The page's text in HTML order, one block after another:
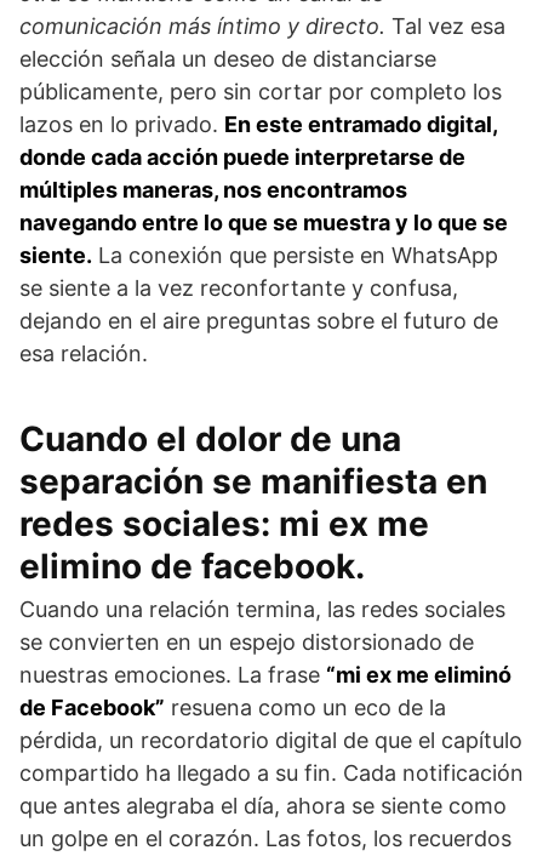
comunicación más íntimo y directo. Tal vez esa
elección señala un deseo de distanciarse
públicamente, pero sin cortar por completo los
lazos en lo privado. En este entramado digital,
donde cada acción puede interpretarse de
múltiples maneras, nos encontramos
navegando entre lo que se muestra y lo que se
siente. La conexión que persiste en WhatsApp
se siente a la vez reconfortante y confusa,
dejando en el aire preguntas sobre el futuro de
esa relación.
Cuando el dolor de una
separación se manifiesta en
redes sociales: mi ex me
elimino de facebook.
Cuando una relación termina, las redes sociales
se convierten en un espejo distorsionado de
nuestras emociones. La frase “mi ex me eliminó
de Facebook” resuena como un eco de la
pérdida, un recordatorio digital de que el capítulo
compartido ha llegado a su fin. Cada notificación
que antes alegraba el día, ahora se siente como
un golpe en el corazón. Las fotos, los recuerdos